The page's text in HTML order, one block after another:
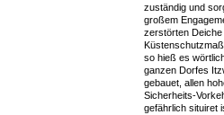
zuständig und
großem
zerstörten
so hieß es
ganzen Dorfes
gebauet, allen
Sicherheits-
gefährlich situiret